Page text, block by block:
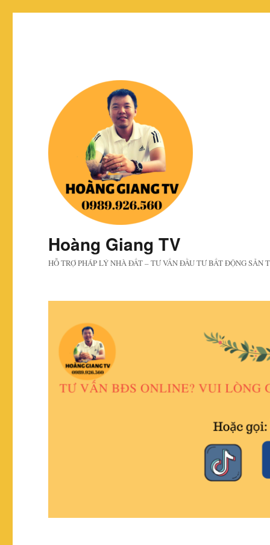
Hoàng Giang TV
HỖ TRỢ PHÁP LÝ NHÀ ĐẤT – TƯ VẤN ĐẦU TƯ BẤT ĐỘNG SẢN